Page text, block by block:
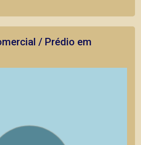
/ Prédio em